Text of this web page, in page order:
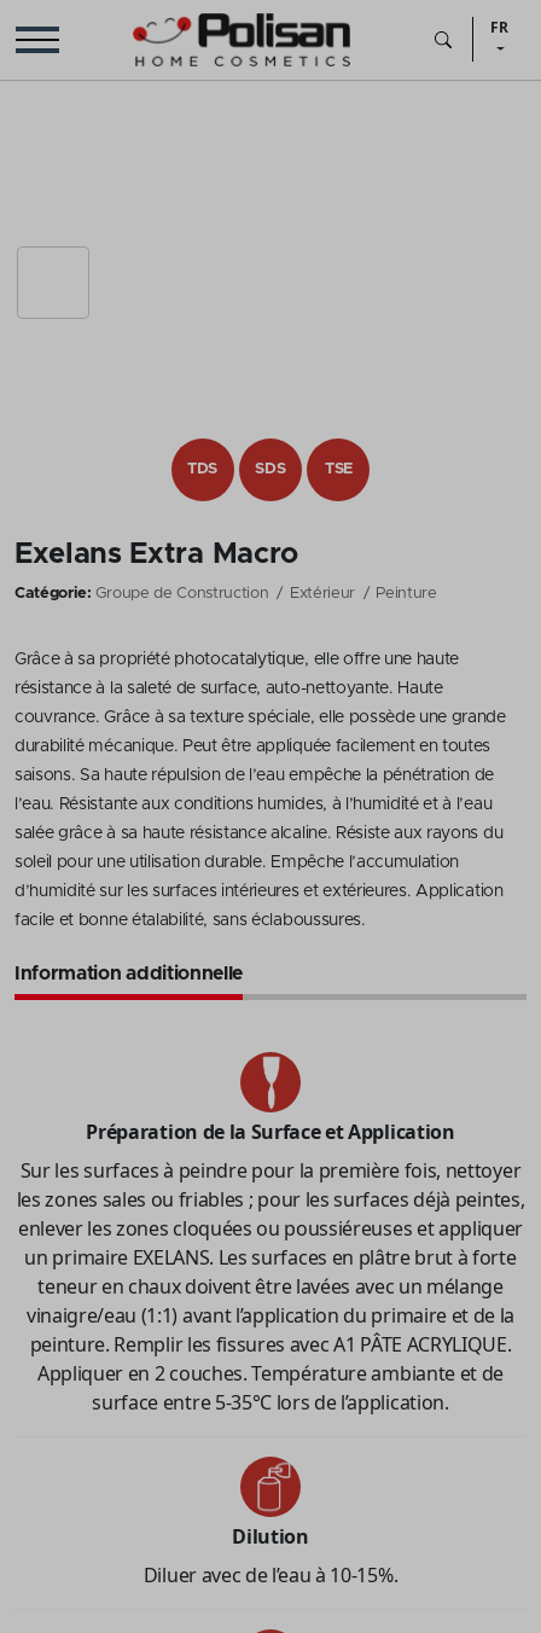
FR
TDS SDS TSE
Exelans Extra Macro
Catégorie: Groupe de Construction Extérieur Peinture
Grâce à sa propriété photocatalytique, elle offre une haute
résistance à la saleté de surface, auto-nettoyante. Haute
couvrance. Grâce à sa texture spéciale, elle possède une grande
durabilité mécanique. Peut être appliquée facilement en toutes
saisons. Sa haute répulsion de l’eau empêche la pénétration de
l’eau. Résistante aux conditions humides, à l’humidité et à l’eau
salée grâce à sa haute résistance alcaline. Résiste aux rayons du
soleil pour une utilisation durable. Empêche l’accumulation
d’humidité sur les surfaces intérieures et extérieures. Application
facile et bonne étalabilité, sans éclaboussures.
Information additionnelle
Préparation de la Surface et Application
Sur les surfaces à peindre pour la première fois, nettoyer
les zones sales ou friables ; pour les surfaces déjà peintes,
enlever les zones cloquées ou poussiéreuses et appliquer
un primaire EXELANS. Les surfaces en plâtre brut à forte
teneur en chaux doivent être lavées avec un mélange
vinaigre/eau (1:1) avant l’application du primaire et de la
peinture. Remplir les fissures avec A1 PÂTE ACRYLIQUE.
Appliquer en 2 couches. Température ambiante et de
surface entre 5-35°C lors de l’application.
Dilution
Diluer avec de l’eau à 10-15%.